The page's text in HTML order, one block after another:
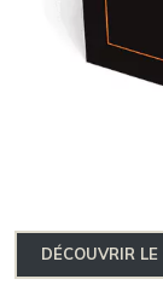
DÉCOUVRIR